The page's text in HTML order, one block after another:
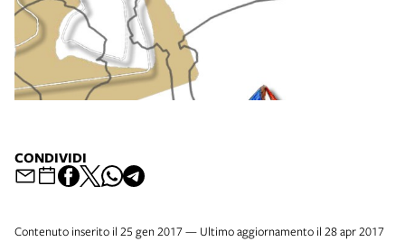
CONDIVIDI
Contenuto inserito il 25 gen 2017 — Ultimo aggiornamento il 28 apr 2017